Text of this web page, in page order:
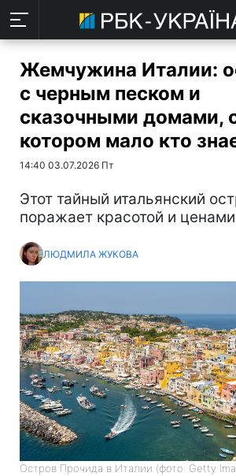
Жемчужина Италии:
с черным песком и
сказочными домами,
котором мало кто
14:40 03.07.2026 Пт
Этот тайный итальянский
поражает красотой и ценами
ЛЮДМИЛА ЖУКОВА
Остров Прочида в Италии (фото: Getty